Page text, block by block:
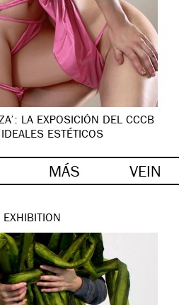
LA EXPOSICIÓN DEL CCCB
ESTÉTICOS
MÁS VEIN
EXHIBITION